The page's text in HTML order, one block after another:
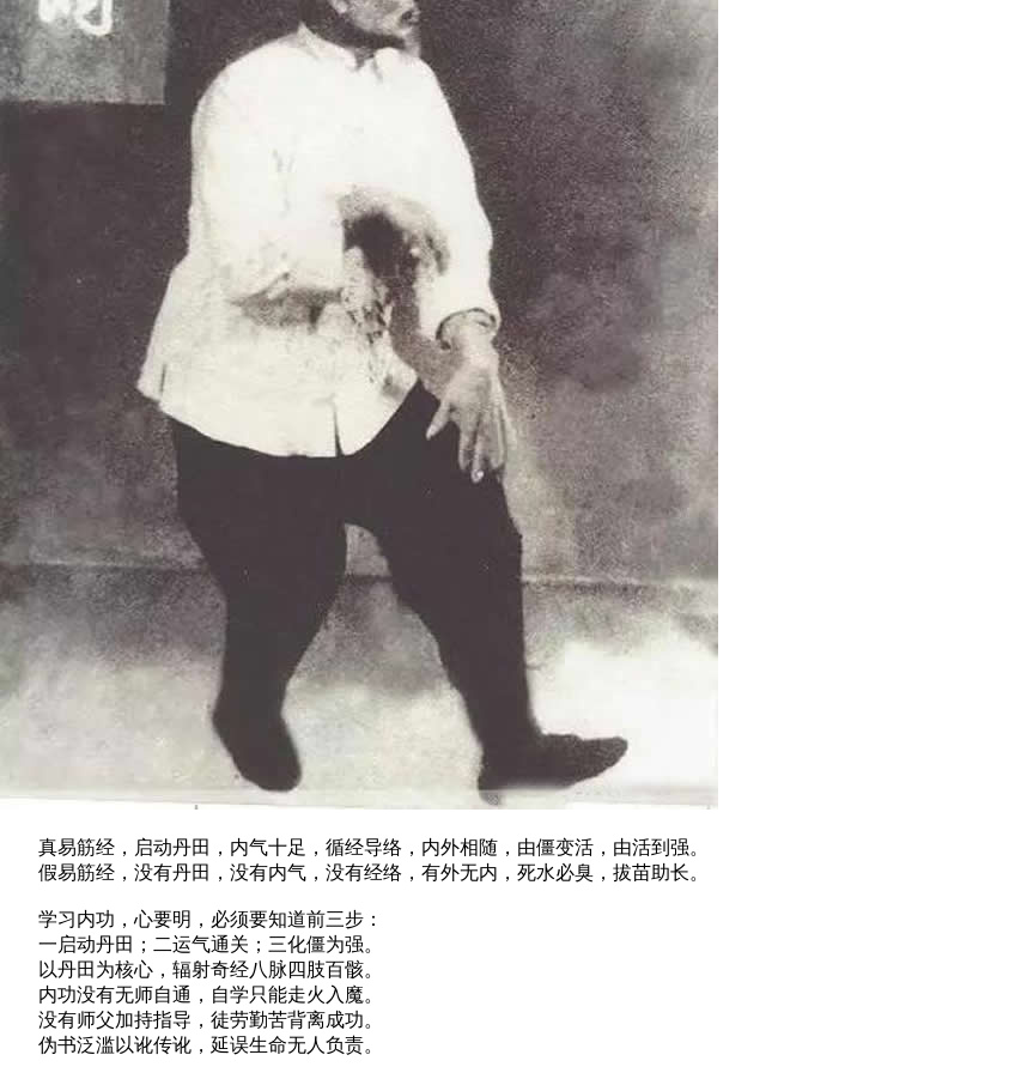
真易筋经，启动丹田，内气十足，循经导络，内外相随，由僵变活，由活到强。
假易筋经，没有丹田，没有内气，没有经络，有外无内，死水必臭，拔苗助长。
学习内功，心要明，必须要知道前三步：
一启动丹田；二运气通关；三化僵为强。
以丹田为核心，辐射奇经八脉四肢百骸。
内功没有无师自通，自学只能走火入魔。
没有师父加持指导，徒劳勤苦背离成功。
伪书泛滥以讹传讹，延误生命无人负责。